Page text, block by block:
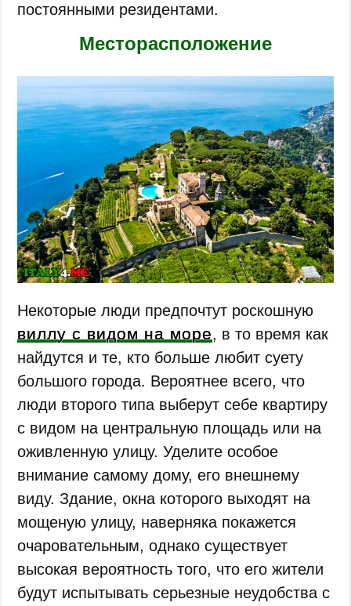
постоянными резидентами.
Месторасположение
Некоторые люди предпочтут роскошную
виллу с видом на море, в то время как
найдутся и те, кто больше любит суету
большого города. Вероятнее всего, что
люди второго типа выберут себе квартиру
с видом на центральную площадь или на
оживленную улицу. Уделите особое
внимание самому дому, его внешнему
виду. Здание, окна которого выходят на
мощеную улицу, наверняка покажется
очаровательным, однако существует
высокая вероятность того, что его жители
будут испытывать серьезные неудобства с